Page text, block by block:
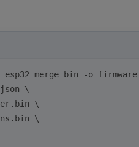
merge_bin -o
\
\
\